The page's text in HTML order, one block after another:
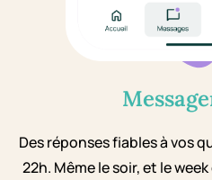
Des réponses fiables à vos
22h. Même le soir, et le